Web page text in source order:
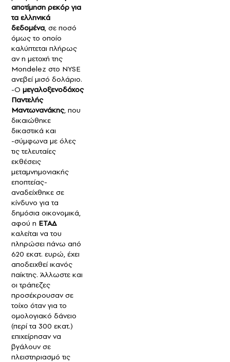
αποτίμηση ρεκόρ για
τα ελληνικά
δεδομένα, σε ποσό
όμως το οποίο
καλύπτεται πλήρως
αν η μετοχή της
Mondelez στο NYSE
ανεβεί μισό δολάριο.
-Ο μεγαλοξενοδόχος
Παντελής
Μαντωνανάκης, που
δικαιώθηκε
δικαστικά και
-σύμφωνα με όλες
τις τελευταίες
εκθέσεις
μεταμνημονιακής
εποπτείας-
αναδείχθηκε σε
κίνδυνο για τα
δημόσια οικονομικά,
αφού η ΕΤΑΔ
καλείται να του
πληρώσει πάνω από
620 εκατ. ευρώ, έχει
αποδειχθεί ικανός
παίκτης. Άλλωστε και
οι τράπεζες
προσέκρουσαν σε
τοίχο όταν για το
ομολογιακό δάνειο
(περί τα 300 εκατ.)
επιχείρησαν να
βγάλουν σε
πλειστηριασμό τις